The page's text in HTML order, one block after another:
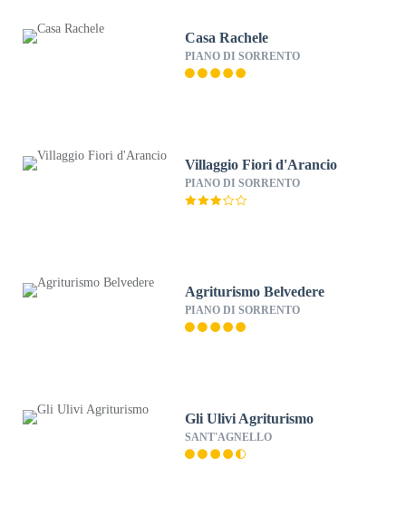
Casa Rachele
PIANO DI SORRENTO
Villaggio Fiori d'Arancio
PIANO DI SORRENTO
Agriturismo Belvedere
PIANO DI SORRENTO
Gli Ulivi Agriturismo
SANT'AGNELLO